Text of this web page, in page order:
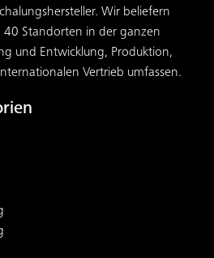
Wir beliefern
Standorten in der ganzen
und Entwicklung, Produktion,
Vertrieb umfassen.